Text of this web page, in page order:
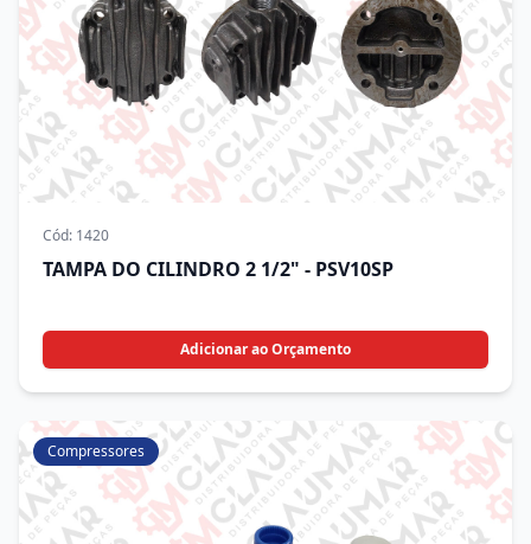
Cód: 1420
TAMPA DO CILINDRO 2 1/2" - PSV10SP
Adicionar ao Orçamento
Compressores